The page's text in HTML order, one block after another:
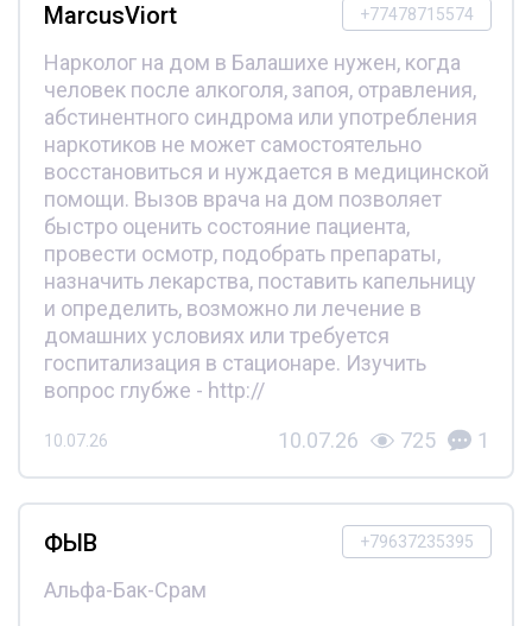
+77478715574
MarcusViort
Нарколог на дом в Балашихе нужен, когда
человек после алкоголя, запоя, отравления,
абстинентного синдрома или употребления
наркотиков не может самостоятельно
восстановиться и нуждается в медицинской
помощи. Вызов врача на дом позволяет
быстро оценить состояние пациента,
провести осмотр, подобрать препараты,
назначить лекарства, поставить капельницу
и определить, возможно ли лечение в
домашних условиях или требуется
госпитализация в стационаре. Изучить
вопрос глубже - http://
10.07.26 10.07.26 725 1
+79637235395
ФЫВ
Альфа-Бак-Срам